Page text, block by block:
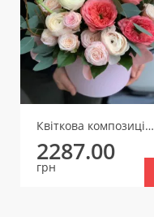
Квіткова композиція Персикова мрія
2287.00
грн